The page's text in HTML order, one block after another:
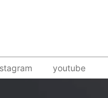
youtube